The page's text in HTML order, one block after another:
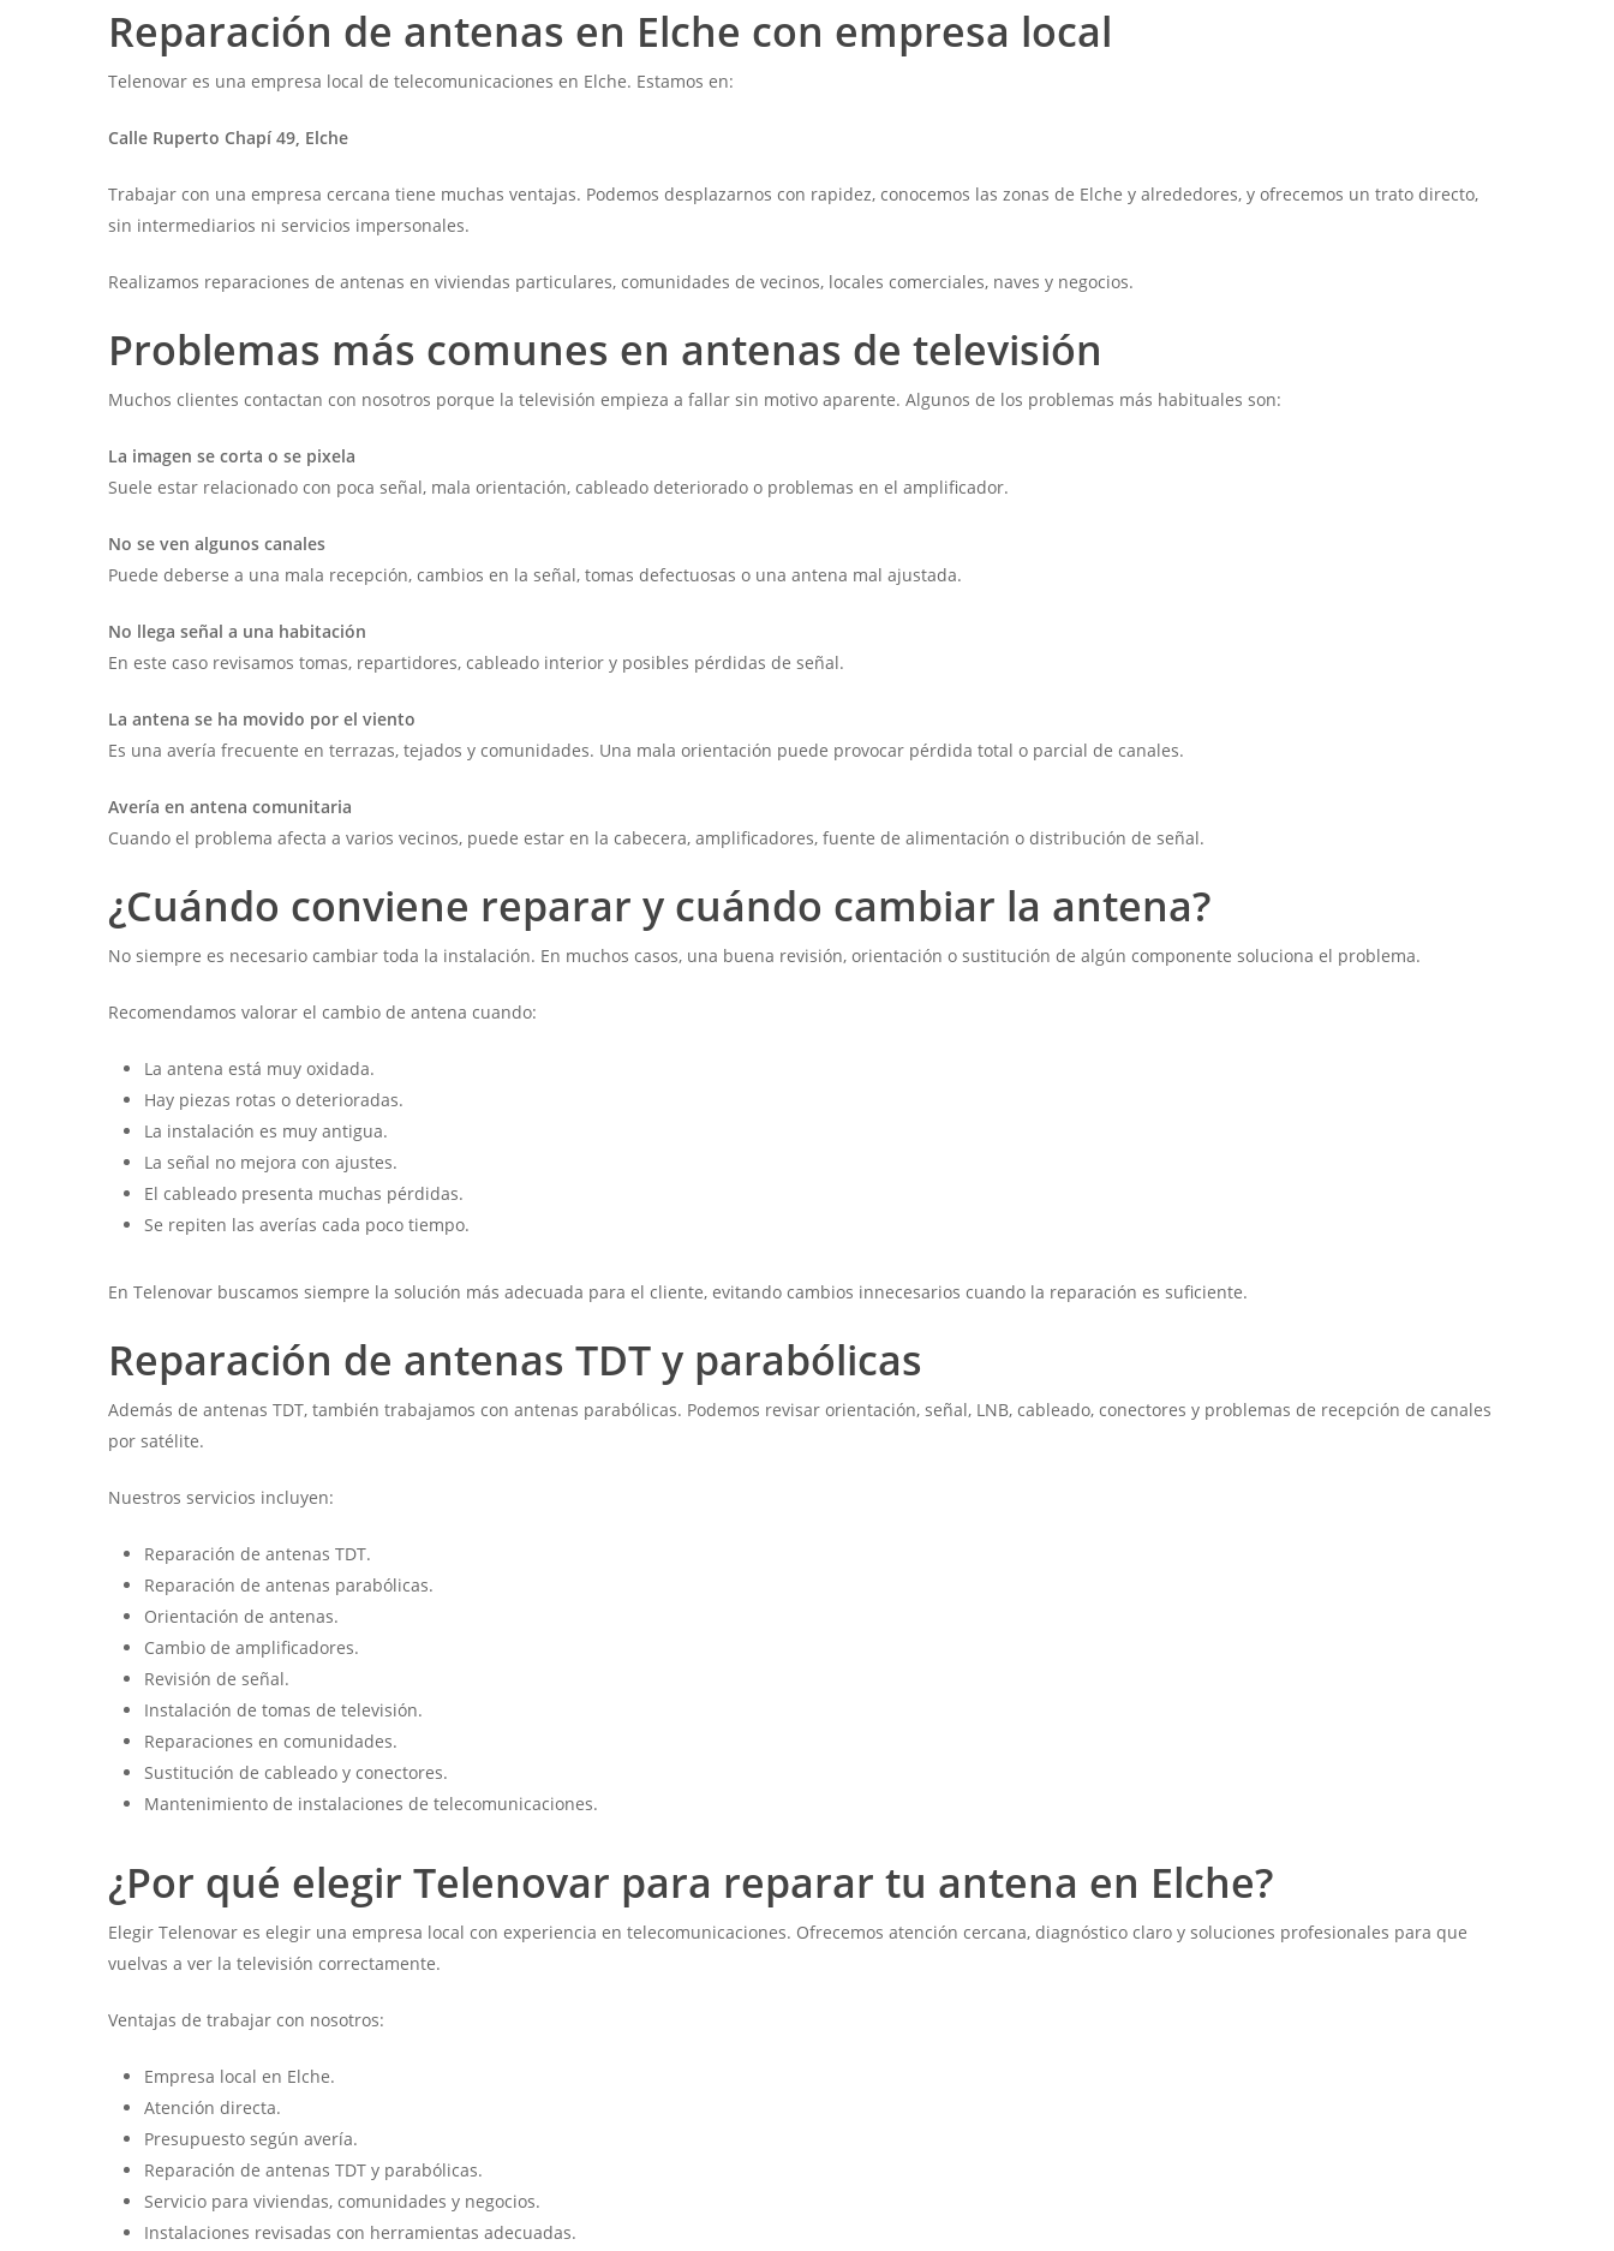
Reparación de antenas en Elche con empresa local
Telenovar es una empresa local de telecomunicaciones en Elche. Estamos en:
Calle Ruperto Chapí 49, Elche
Trabajar con una empresa cercana tiene muchas ventajas. Podemos desplazarnos con rapidez, conocemos las zonas de Elche y alrededores, y ofrecemos un trato directo,
sin intermediarios ni servicios impersonales.
Realizamos reparaciones de antenas en viviendas particulares, comunidades de vecinos, locales comerciales, naves y negocios.
Problemas más comunes en antenas de televisión
Muchos clientes contactan con nosotros porque la televisión empieza a fallar sin motivo aparente. Algunos de los problemas más habituales son:
La imagen se corta o se pixela
Suele estar relacionado con poca señal, mala orientación, cableado deteriorado o problemas en el amplificador.
No se ven algunos canales
Puede deberse a una mala recepción, cambios en la señal, tomas defectuosas o una antena mal ajustada.
No llega señal a una habitación
En este caso revisamos tomas, repartidores, cableado interior y posibles pérdidas de señal.
La antena se ha movido por el viento
Es una avería frecuente en terrazas, tejados y comunidades. Una mala orientación puede provocar pérdida total o parcial de canales.
Avería en antena comunitaria
Cuando el problema afecta a varios vecinos, puede estar en la cabecera, amplificadores, fuente de alimentación o distribución de señal.
¿Cuándo conviene reparar y cuándo cambiar la antena?
No siempre es necesario cambiar toda la instalación. En muchos casos, una buena revisión, orientación o sustitución de algún componente soluciona el problema.
Recomendamos valorar el cambio de antena cuando:
La antena está muy oxidada.
Hay piezas rotas o deterioradas.
La instalación es muy antigua.
La señal no mejora con ajustes.
El cableado presenta muchas pérdidas.
Se repiten las averías cada poco tiempo.
En Telenovar buscamos siempre la solución más adecuada para el cliente, evitando cambios innecesarios cuando la reparación es suficiente.
Reparación de antenas TDT y parabólicas
Además de antenas TDT, también trabajamos con antenas parabólicas. Podemos revisar orientación, señal, LNB, cableado, conectores y problemas de recepción de canales
por satélite.
Nuestros servicios incluyen:
Reparación de antenas TDT.
Reparación de antenas parabólicas.
Orientación de antenas.
Cambio de amplificadores.
Revisión de señal.
Instalación de tomas de televisión.
Reparaciones en comunidades.
Sustitución de cableado y conectores.
Mantenimiento de instalaciones de telecomunicaciones.
¿Por qué elegir Telenovar para reparar tu antena en Elche?
Elegir Telenovar es elegir una empresa local con experiencia en telecomunicaciones. Ofrecemos atención cercana, diagnóstico claro y soluciones profesionales para que
vuelvas a ver la televisión correctamente.
Ventajas de trabajar con nosotros:
Empresa local en Elche.
Atención directa.
Presupuesto según avería.
Reparación de antenas TDT y parabólicas.
Servicio para viviendas, comunidades y negocios.
Instalaciones revisadas con herramientas adecuadas.